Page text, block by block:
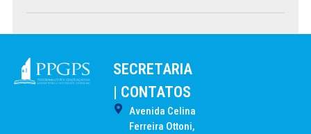
SECRETARIA
| CONTATOS
Avenida Celina
Ferreira Ottoni,